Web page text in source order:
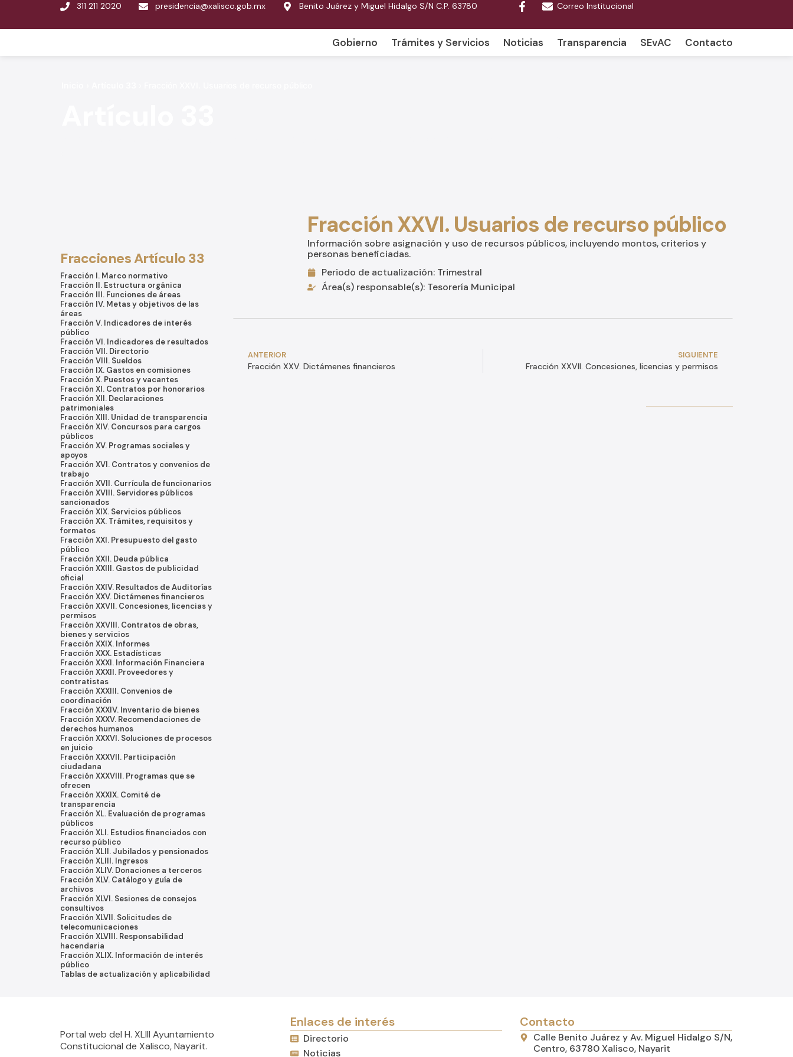
311 211 2020 presidencia@xalisco.gob.mx Benito Juárez y Miguel Hidalgo S/N C.P. 63780 Correo Institucional
Gobierno Trámites y Servicios Noticias Transparencia SEvAC Contacto
Fracciones Artículo 33
Fracción I. Marco normativo
Fracción II. Estructura orgánica
Fracción III. Funciones de áreas
Fracción IV. Metas y objetivos de las
áreas
Fracción V. Indicadores de interés
público
Fracción VI. Indicadores de resultados
Fracción VII. Directorio
Fracción VIII. Sueldos
Fracción IX. Gastos en comisiones
Fracción X. Puestos y vacantes
Fracción XI. Contratos por honorarios
Fracción XII. Declaraciones
patrimoniales
Fracción XIII. Unidad de transparencia
Fracción XIV. Concursos para cargos
públicos
Fracción XV. Programas sociales y
apoyos
Fracción XVI. Contratos y convenios de
trabajo
Fracción XVII. Currícula de funcionarios
Fracción XVIII. Servidores públicos
sancionados
Fracción XIX. Servicios públicos
Fracción XX. Trámites, requisitos y
formatos
Fracción XXI. Presupuesto del gasto
público
Fracción XXII. Deuda pública
Fracción XXIII. Gastos de publicidad
oficial
Fracción XXIV. Resultados de Auditorías
Fracción XXV. Dictámenes financieros
Fracción XXVII. Concesiones, licencias y
permisos
Fracción XXVIII. Contratos de obras,
bienes y servicios
Fracción XXIX. Informes
Fracción XXX. Estadísticas
Fracción XXXI. Información Financiera
Fracción XXXII. Proveedores y
contratistas
Fracción XXXIII. Convenios de
coordinación
Fracción XXXIV. Inventario de bienes
Fracción XXXV. Recomendaciones de
derechos humanos
Fracción XXXVI. Soluciones de procesos
en juicio
Fracción XXXVII. Participación
ciudadana
Fracción XXXVIII. Programas que se
ofrecen
Fracción XXXIX. Comité de
transparencia
Fracción XL. Evaluación de programas
públicos
Fracción XLI. Estudios financiados con
recurso público
Fracción XLII. Jubilados y pensionados
Fracción XLIII. Ingresos
Fracción XLIV. Donaciones a terceros
Fracción XLV. Catálogo y guía de
archivos
Fracción XLVI. Sesiones de consejos
consultivos
Fracción XLVII. Solicitudes de
telecomunicaciones
Fracción XLVIII. Responsabilidad
hacendaria
Fracción XLIX. Información de interés
público
Tablas de actualización y aplicabilidad
Fracción XXVI. Usuarios de recurso público
Información sobre asignación y uso de recursos públicos, incluyendo montos, criterios y
personas beneficiadas.
Periodo de actualización: Trimestral
Área(s) responsable(s): Tesorería Municipal
ANTERIOR
Fracción XXV. Dictámenes financieros
SIGUIENTE
Fracción XXVII. Concesiones, licencias y permisos
Portal web del H. XLIII Ayuntamiento
Constitucional de Xalisco, Nayarit.
Enlaces de interés
Directorio
Noticias
Contacto
Calle Benito Juárez y Av. Miguel Hidalgo S/N,
Centro, 63780 Xalisco, Nayarit